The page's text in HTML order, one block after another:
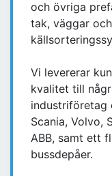
och övriga
tak, väggar
Vi levererar
kvalitet till
industriföretag
Scania, Volvo,
ABB, samt ett
bussdepåer.